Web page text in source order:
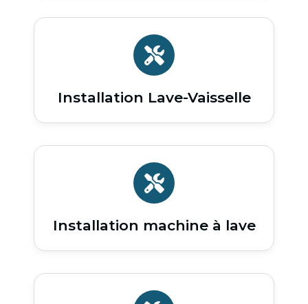
Installation Lave-Vaisselle
Installation machine à lave